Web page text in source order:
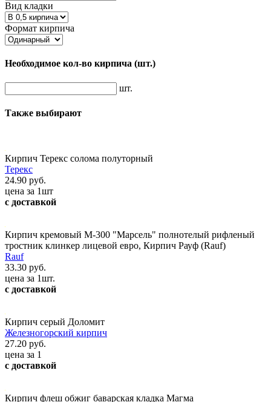
Вид кладки
Формат кирпича
Необходимое кол-во кирпича (шт.)
шт.
Также выбирают
Кирпич Терекс солома полуторный
Терекс
24.90 руб.
цена за 1шт
с доставкой
Кирпич кремовый М-300 "Марсель" полнотелый рифленый
тростник клинкер лицевой евро, Кирпич Рауф (Rauf)
Rauf
33.30 руб.
цена за 1шт.
с доставкой
Кирпич серый Доломит
Железногорский кирпич
27.20 руб.
цена за 1
с доставкой
Кирпич флеш обжиг баварская кладка Магма